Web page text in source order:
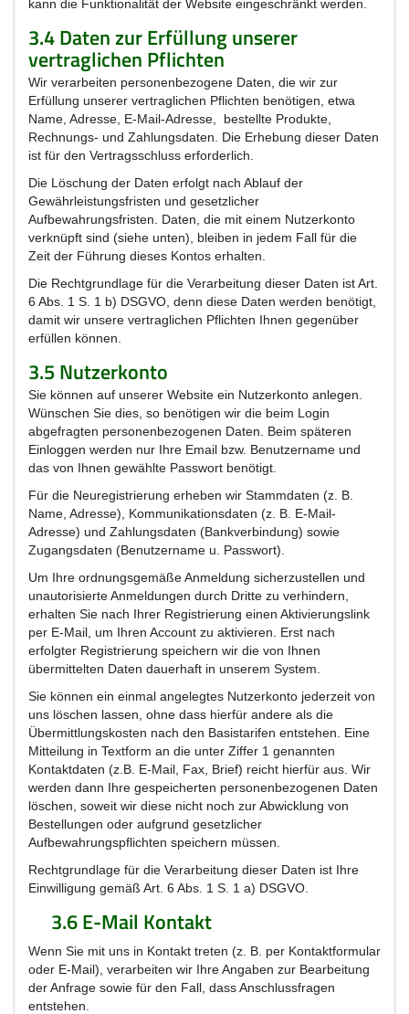
kann die Funktionalität der Website eingeschränkt werden.
3.4 Daten zur Erfüllung unserer
vertraglichen Pflichten
Wir verarbeiten personenbezogene Daten, die wir zur
Erfüllung unserer vertraglichen Pflichten benötigen, etwa
Name, Adresse, E-Mail-Adresse, bestellte Produkte,
Rechnungs- und Zahlungsdaten. Die Erhebung dieser Daten
ist für den Vertragsschluss erforderlich.
Die Löschung der Daten erfolgt nach Ablauf der
Gewährleistungsfristen und gesetzlicher
Aufbewahrungsfristen. Daten, die mit einem Nutzerkonto
verknüpft sind (siehe unten), bleiben in jedem Fall für die
Zeit der Führung dieses Kontos erhalten.
Die Rechtgrundlage für die Verarbeitung dieser Daten ist Art.
6 Abs. 1 S. 1 b) DSGVO, denn diese Daten werden benötigt,
damit wir unsere vertraglichen Pflichten Ihnen gegenüber
erfüllen können.
3.5 Nutzerkonto
Sie können auf unserer Website ein Nutzerkonto anlegen.
Wünschen Sie dies, so benötigen wir die beim Login
abgefragten personenbezogenen Daten. Beim späteren
Einloggen werden nur Ihre Email bzw. Benutzername und
das von Ihnen gewählte Passwort benötigt.
Für die Neuregistrierung erheben wir Stammdaten (z. B.
Name, Adresse), Kommunikationsdaten (z. B. E-Mail-
Adresse) und Zahlungsdaten (Bankverbindung) sowie
Zugangsdaten (Benutzername u. Passwort).
Um Ihre ordnungsgemäße Anmeldung sicherzustellen und
unautorisierte Anmeldungen durch Dritte zu verhindern,
erhalten Sie nach Ihrer Registrierung einen Aktivierungslink
per E-Mail, um Ihren Account zu aktivieren. Erst nach
erfolgter Registrierung speichern wir die von Ihnen
übermittelten Daten dauerhaft in unserem System.
Sie können ein einmal angelegtes Nutzerkonto jederzeit von
uns löschen lassen, ohne dass hierfür andere als die
Übermittlungskosten nach den Basistarifen entstehen. Eine
Mitteilung in Textform an die unter Ziffer 1 genannten
Kontaktdaten (z.B. E-Mail, Fax, Brief) reicht hierfür aus. Wir
werden dann Ihre gespeicherten personenbezogenen Daten
löschen, soweit wir diese nicht noch zur Abwicklung von
Bestellungen oder aufgrund gesetzlicher
Aufbewahrungspflichten speichern müssen.
Rechtgrundlage für die Verarbeitung dieser Daten ist Ihre
Einwilligung gemäß Art. 6 Abs. 1 S. 1 a) DSGVO.
3.6 E-Mail Kontakt
Wenn Sie mit uns in Kontakt treten (z. B. per Kontaktformular
oder E-Mail), verarbeiten wir Ihre Angaben zur Bearbeitung
der Anfrage sowie für den Fall, dass Anschlussfragen
entstehen.